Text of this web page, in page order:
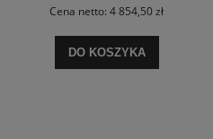
Cena netto: 4 854,50 zł
DO KOSZYKA